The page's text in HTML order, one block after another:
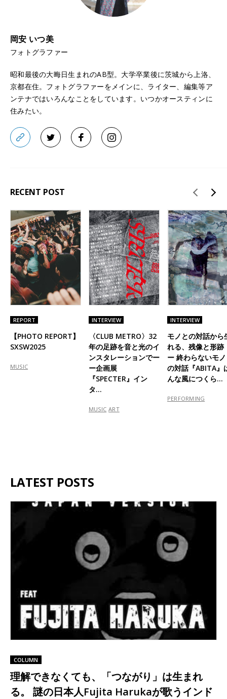
岡安 いつ美
フォトグラファー
昭和最後の大晦日生まれのAB型。大学卒業後に茨城から上洛、
京都在住。フォトグラファーをメインに、ライター、編集等ア
ンテナではいろんなことをしています。いつかオースティンに
住みたい。
RECENT POST
REPORT
【PHOTO REPORT】
SXSW2025
MUSIC
INTERVIEW
〈CLUB METRO〉32
年の足跡を音と光のイ
ンスタレーションでー
ー企画展
『SPECTER』イン
タ…
MUSIC ART
INTERVIEW
モノとの対話から
れる、残像と形
ー 終わらないモ
の対話『ABITA』
んな風につくら…
PERFORMING
LATEST POSTS
COLUMN
理解できなくても、「つながり」は生まれ
る。 謎の日本人Fujita Harukaが歌うインド